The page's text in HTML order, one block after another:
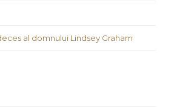
al domnului Lindsey Graham